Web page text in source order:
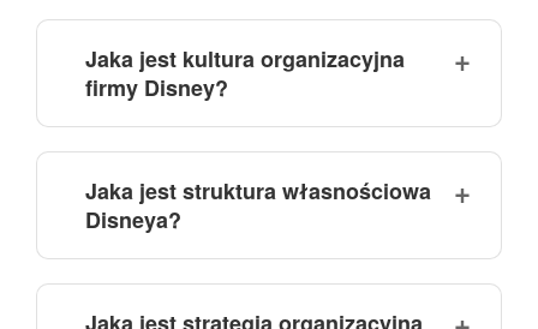
Jaka jest kultura organizacyjna
firmy Disney?
Jaka jest struktura własnościowa
Disneya?